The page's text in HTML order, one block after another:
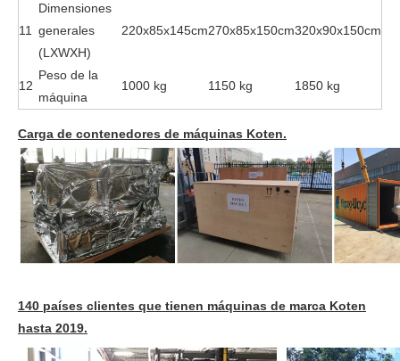
11
Dimensiones
generales
(LXWXH)
220x85x145cm270x85x150cm320x90x150cm
12
Peso de la
máquina
1000 kg 1150 kg 1850 kg
Carga de contenedores de máquinas Koten.
140 países clientes que tienen máquinas de marca Koten
hasta 2019.